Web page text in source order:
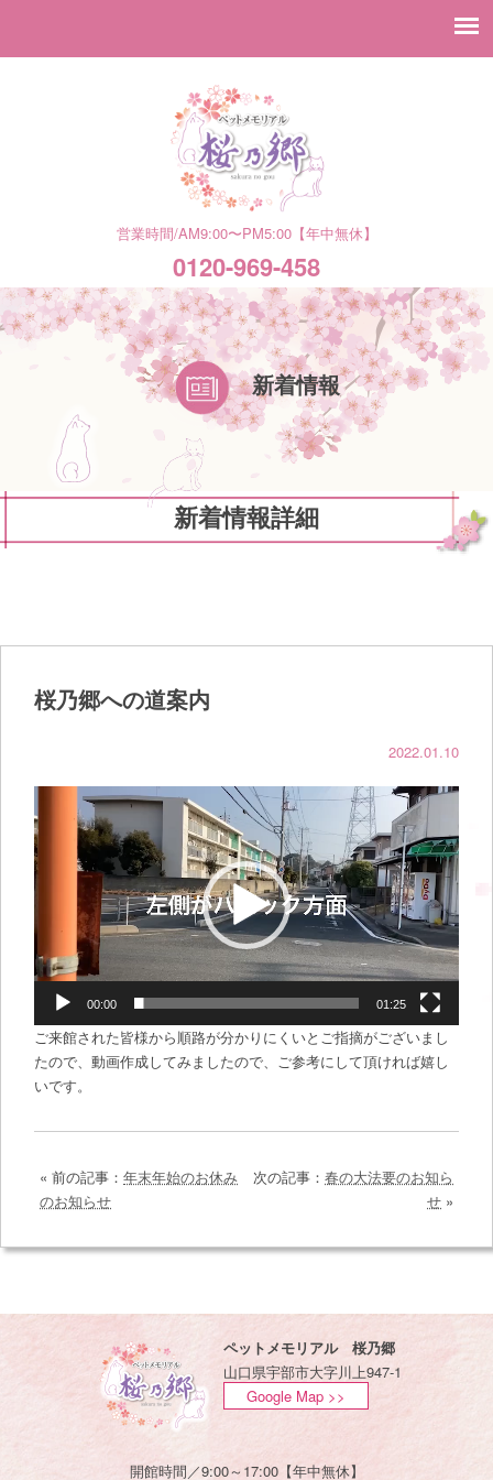
営業時間/AM9:00〜PM5:00【年中無休】
0120-969-458
新着情報
新着情報詳細
桜乃郷への道案内
2022.01.10
画
プ
レ
ー
00:00 01:25
ご来館された皆様から順路が分かりにくいとご指摘がございまし
たので、動画作成してみましたので、ご参考にして頂ければ嬉し
いです。
« 前の記事： 年末年始のお休み
のお知らせ
次の記事： 春の大法要のお知ら
せ »
ペットメモリアル 桜乃郷
山口県宇部市大字川上947-1
Google Map >>
開館時間／9:00～17:00【年中無休】